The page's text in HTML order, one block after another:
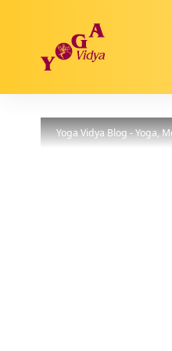
Yoga Vidya Blog - Yoga,